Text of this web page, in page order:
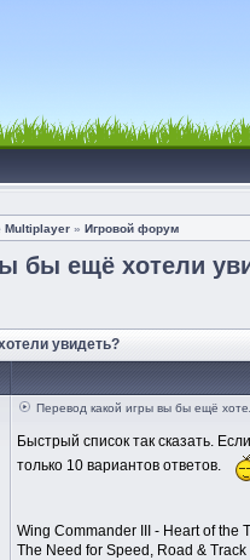
Multiplayer » Игровой форум
бы ещё хотели
увидеть?
Перевод какой игры вы бы ещё
Быстрый список так сказать.
только 10 вариантов ответов.
Wing Commander III - Heart of the
The Need for Speed, Road &